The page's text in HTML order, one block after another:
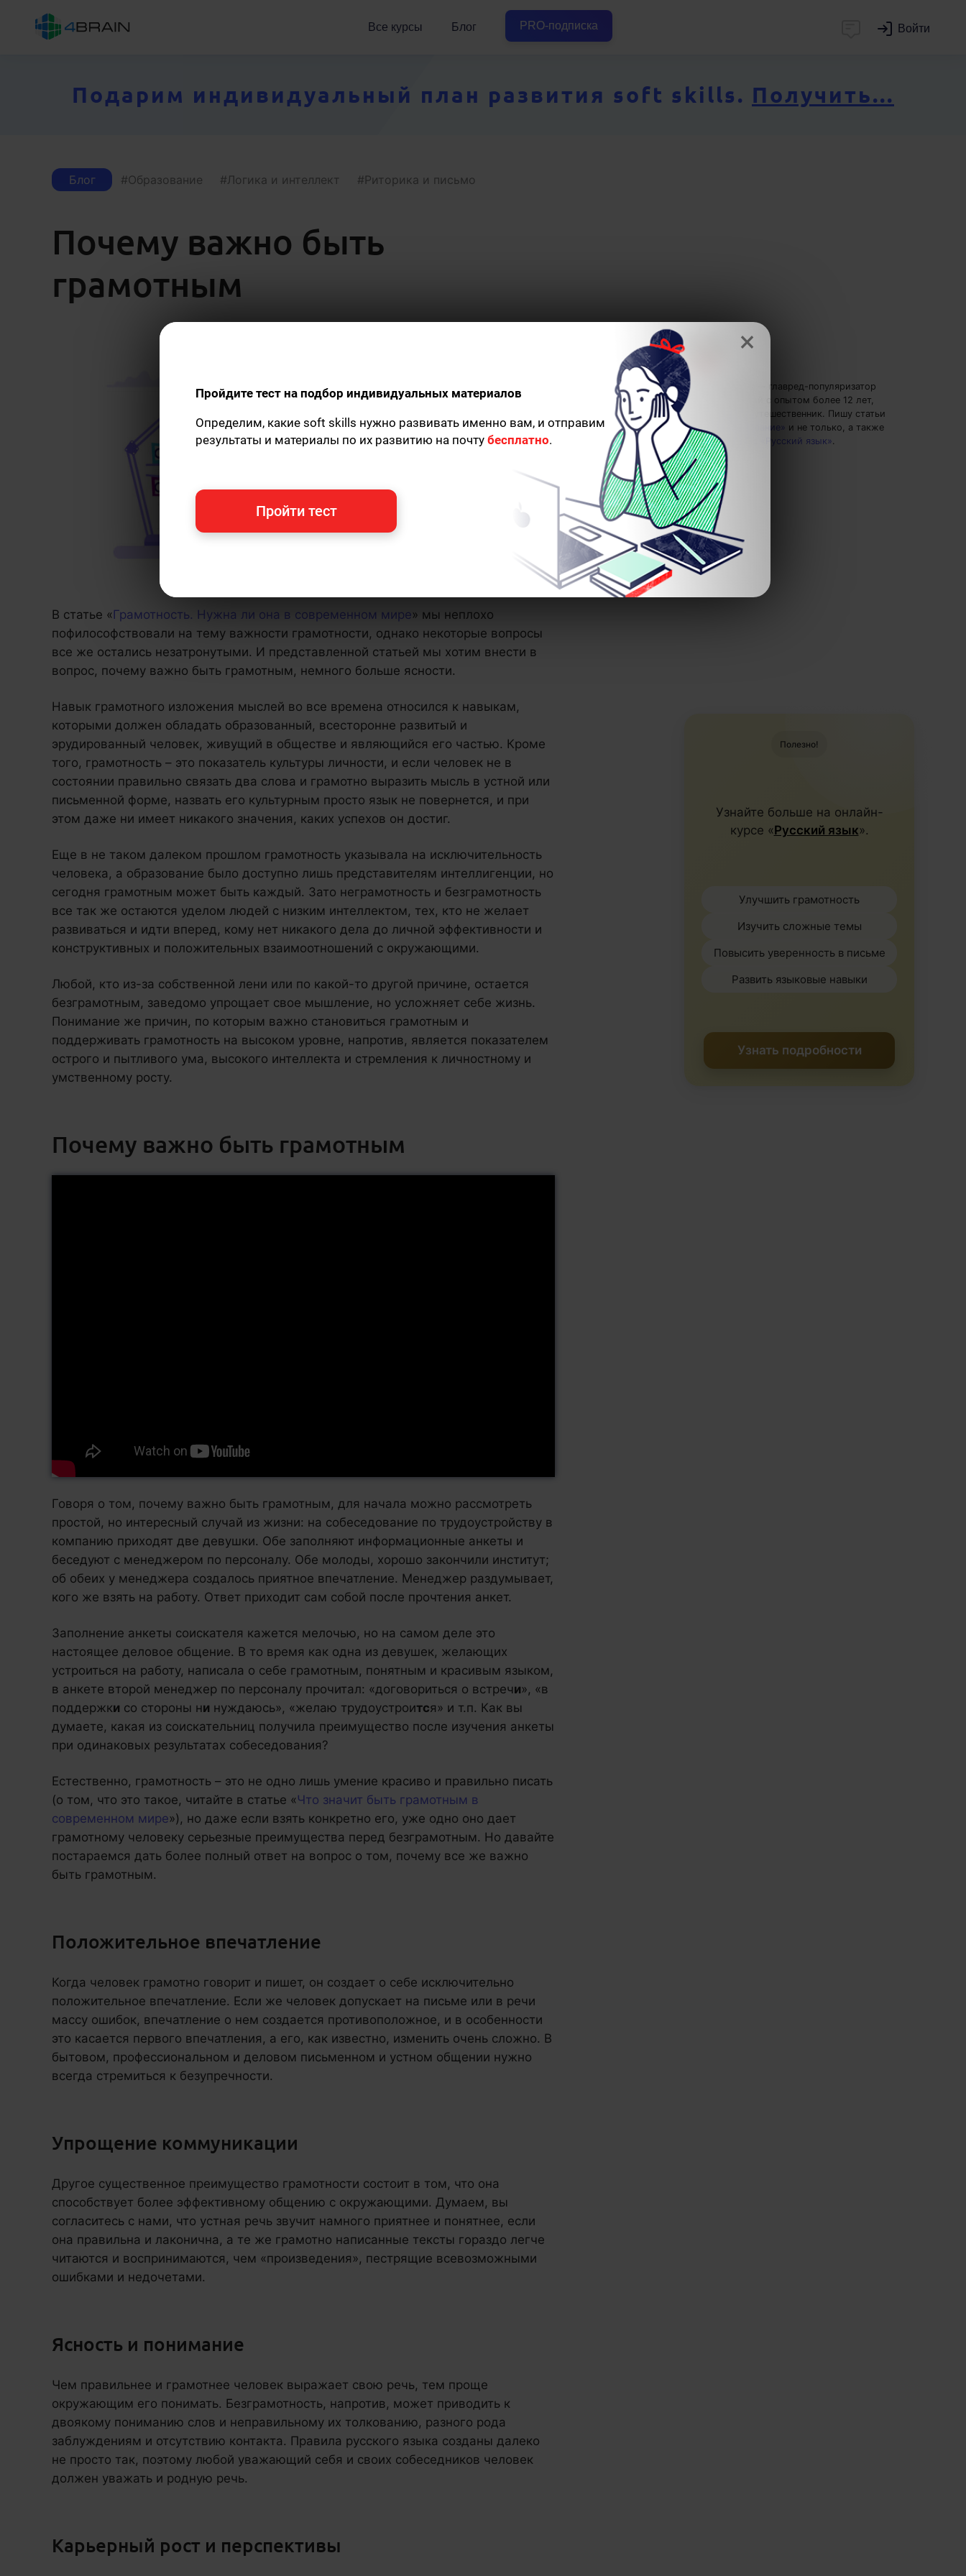
Все курсы Блог PRO-подписка Войти
Подарим индивидуальный план развития soft skills. Получить...
Блог Образование Логика и интеллект Риторика и письмо
Почему важно быть
грамотным
Кирилл Ногалес
— главред-популяризатор
экспертных знаний с опытом более 12 лет,
главред 4brain, путешественник. Пишу статьи
по теме
«Образование»
и не только, а также
рекомендую курс
«Русский язык».
В статье «Грамотность. Нужна ли она в современном мире» мы неплохо
пофилософствовали на тему важности грамотности, однако некоторые вопросы
все же остались незатронутыми. И представленной статьей мы хотим внести в
вопрос, почему важно быть грамотным, немного больше ясности.
Навык грамотного изложения мыслей во все времена относился к навыкам,
которыми должен обладать образованный, всесторонне развитый и
эрудированный человек, живущий в обществе и являющийся его частью. Кроме
того, грамотность – это показатель культуры личности, и если человек не в
состоянии правильно связать два слова и грамотно выразить мысль в устной или
письменной форме, назвать его культурным просто язык не повернется, и при
этом даже ни имеет никакого значения, каких успехов он достиг.
Еще в не таком далеком прошлом грамотность указывала на исключительность
человека, а образование было доступно лишь представителям интеллигенции, но
сегодня грамотным может быть каждый. Зато неграмотность и безграмотность
все так же остаются уделом людей с низким интеллектом, тех, кто не желает
развиваться и идти вперед, кому нет никакого дела до личной эффективности и
конструктивных и положительных взаимоотношений с окружающими.
Любой, кто из-за собственной лени или по какой-то другой причине, остается
безграмотным, заведомо упрощает свое мышление, но усложняет себе жизнь.
Понимание же причин, по которым важно становиться грамотным и
поддерживать грамотность на высоком уровне, напротив, является показателем
острого и пытливого ума, высокого интеллекта и стремления к личностному и
умственному росту.
Почему важно быть грамотным
Говоря о том, почему важно быть грамотным, для начала можно рассмотреть
простой, но интересный случай из жизни: на собеседование по трудоустройству в
компанию приходят две девушки. Обе заполняют информационные анкеты и
беседуют с менеджером по персоналу. Обе молоды, хорошо закончили институт;
об обеих у менеджера создалось приятное впечатление. Менеджер раздумывает,
кого же взять на работу. Ответ приходит сам собой после прочтения анкет.
Заполнение анкеты соискателя кажется мелочью, но на самом деле это
настоящее деловое общение. В то время как одна из девушек, желающих
устроиться на работу, написала о себе грамотным, понятным и красивым языком,
в анкете второй менеджер по персоналу прочитал: «договориться о встречи», «в
поддержки со стороны ни нуждаюсь», «желаю трудоустроится» и т.п. Как вы
думаете, какая из соискательниц получила преимущество после изучения анкеты
при одинаковых результатах собеседования?
Естественно, грамотность – это не одно лишь умение красиво и правильно писать
(о том, что это такое, читайте в статье «Что значит быть грамотным в
современном мире»), но даже если взять конкретно его, уже одно оно дает
грамотному человеку серьезные преимущества перед безграмотным. Но давайте
постараемся дать более полный ответ на вопрос о том, почему все же важно
быть грамотным.
Положительное впечатление
Когда человек грамотно говорит и пишет, он создает о себе исключительно
положительное впечатление. Если же человек допускает на письме или в речи
массу ошибок, впечатление о нем создается противоположное, и в особенности
это касается первого впечатления, а его, как известно, изменить очень сложно. В
бытовом, профессиональном и деловом письменном и устном общении нужно
всегда стремиться к безупречности.
Упрощение коммуникации
Другое существенное преимущество грамотности состоит в том, что она
способствует более эффективному общению с окружающими. Думаем, вы
согласитесь с нами, что устная речь звучит намного приятнее и понятнее, если
она правильна и лаконична, а те же грамотно написанные тексты гораздо легче
читаются и воспринимаются, чем «произведения», пестрящие всевозможными
ошибками и недочетами.
Ясность и понимание
Чем правильнее и грамотнее человек выражает свою речь, тем проще
окружающим его понимать. Безграмотность, напротив, может приводить к
двоякому пониманию слов и неправильному их толкованию, разного рода
заблуждениям и отсутствию контакта. Правила русского языка созданы далеко
не просто так, поэтому любой уважающий себя и своих собеседников человек
должен уважать и родную речь.
Карьерный рост и перспективы
Полезно!
Узнайте больше на онлайн-
курсе «Русский язык».
Улучшить грамотность
Изучить сложные темы
Повысить уверенность в письме
Развить языковые навыки
Узнать подробности
×
Пройдите тест на подбор индивидуальных материалов
Определим, какие soft skills нужно развивать именно вам, и отправим
результаты и материалы по их развитию на почту бесплатно.
Пройти тест